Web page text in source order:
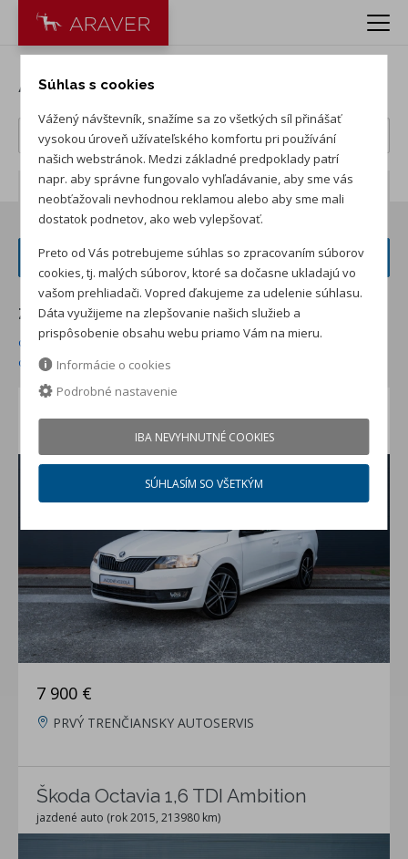
Autá ŠKODA
Počet záznamov: 232
FILTER VOZIDIEL
Zoradiť podľa:
od najnižšej ceny skladom
od najvyššej ceny skladom
od najvyššej zľavy
od najnižšej ceny
Škoda Rapid 1.2 TSI
jazdené auto (rok 2015, 158147 km)
7 900 €
PRVÝ TRENČIANSKY AUTOSERVIS
Škoda Octavia 1,6 TDI Ambition
jazdené auto (rok 2015, 213980 km)
Súhlas s cookies
Vážený návštevník, snažíme sa zo všetkých síl přinášať
vysokou úroveň užívateľského komfortu pri používání
našich webstránok. Medzi základné predpoklady patrí
napr. aby správne fungovalo vyhľadávanie, aby sme vás
neobťažovali nevhodnou reklamou alebo aby sme mali
dostatok podnetov, ako web vylepšovať.
Preto od Vás potrebujeme súhlas so zpracovaním súborov
cookies, tj. malých súborov, ktoré sa dočasne ukladajú vo
vašom prehliadači. Vopred ďakujeme za udelenie súhlasu.
Dáta využijeme na zlepšovanie našich služieb a
prispôsobenie obsahu webu priamo Vám na mieru.
Informácie o cookies
Podrobné nastavenie
IBA NEVYHNUTNÉ COOKIES
SÚHLASÍM SO VŠETKÝM